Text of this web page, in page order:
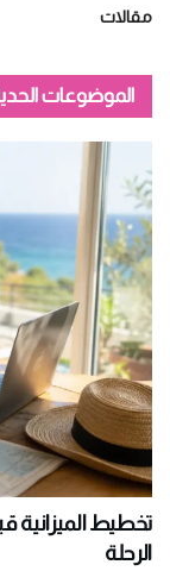
مقالات
الموضوعات
تخطيط الميزانية
الرحلة